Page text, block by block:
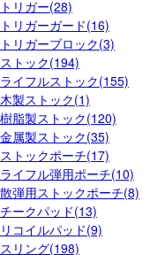
トリガー(28)
トリガーガード(16)
トリガーブロック(3)
ストック(194)
ライフルストック(155)
木製ストック(1)
樹脂製ストック(120)
金属製ストック(35)
ストックポーチ(17)
ライフル弾用ポーチ(10)
散弾用ストックポーチ(8)
チークパッド(13)
リコイルパッド(9)
スリング(198)